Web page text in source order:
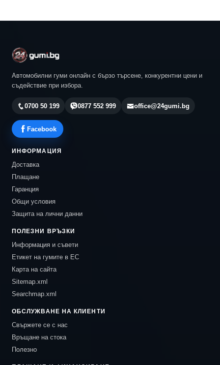
Автомобилни гуми онлайн с бързо търсене, конкурентни цени и
съдействие при избора.
0700 50 199 0877 552 999 office@24gumi.bg
Facebook
ИНФОРМАЦИЯ
Доставка
Плащане
Гаранция
Общи условия
Защита на лични данни
ПОЛЕЗНИ ВРЪЗКИ
Информация и съвети
Етикет на гумите в ЕС
Карта на сайта
Sitemap.xml
Searchmap.xml
ОБСЛУЖВАНЕ НА КЛИЕНТИ
Свържете се с нас
Връщане на стока
Полезно